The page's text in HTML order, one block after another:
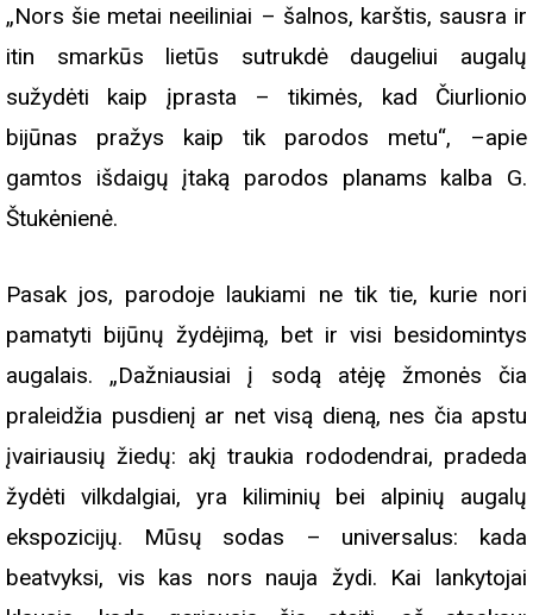
„Nors šie metai neeiliniai – šalnos, karštis, sausra ir
itin smarkūs lietūs sutrukdė daugeliui augalų
sužydėti kaip įprasta – tikimės, kad Čiurlionio
bijūnas pražys kaip tik parodos metu“, –apie
gamtos išdaigų įtaką parodos planams kalba G.
Štukėnienė.
Pasak jos, parodoje laukiami ne tik tie, kurie nori
pamatyti bijūnų žydėjimą, bet ir visi besidomintys
augalais. „Dažniausiai į sodą atėję žmonės čia
praleidžia pusdienį ar net visą dieną, nes čia apstu
įvairiausių žiedų: akį traukia rododendrai, pradeda
žydėti vilkdalgiai, yra kiliminių bei alpinių augalų
ekspozicijų. Mūsų sodas – universalus: kada
beatvyksi, vis kas nors nauja žydi. Kai lankytojai